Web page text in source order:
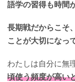
語学の習得も時間
長期戦だからこそ
ことが大切になっ
わたしは自分に無
頃使う頻度が高い